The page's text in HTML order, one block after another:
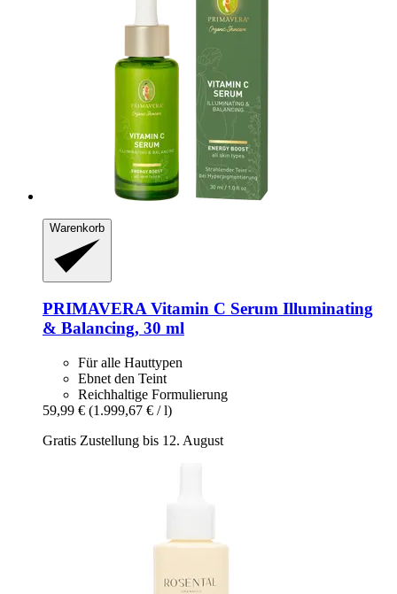
Warenkorb
PRIMAVERA Vitamin C Serum Illuminating
& Balancing, 30 ml
Für alle Hauttypen
Ebnet den Teint
Reichhaltige Formulierung
59,99 € (1.999,67 € / l)
Gratis Zustellung bis 12. August